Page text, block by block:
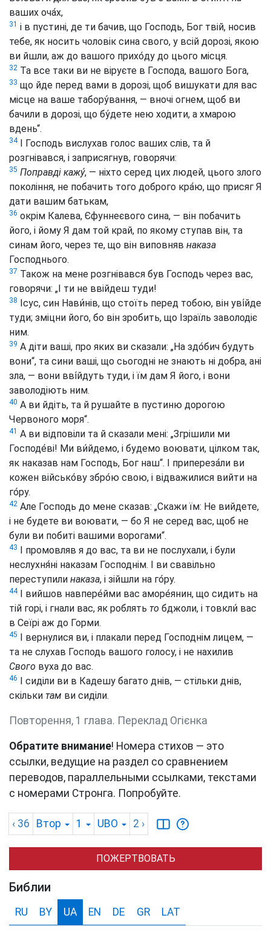
ваших оча́х,
31 і в пустині, де ти бачив, що Господь, Бог твій, носив
тебе, як носить чоловік сина свого, у всій дорозі, якою
ви йшли, аж до вашого прихо́ду до цього місця.
32 Та все таки ви не віруєте в Господа, вашого Бога,
33 що йде перед вами в дорозі, щоб вишукати для вас
місце на ваше табору́вання, — вночі огнем, щоб ви
бачили в дорозі, що бу́дете нею ходити, а хмарою
вдень“.
34І Господь вислухав голос ваших слів, та й
розгнівався, і заприсягнув, говорячи:
35 Поправді кажу́, — ніхто серед цих людей, цього злого
покоління, не побачить того доброго кра́ю, що присяг Я
дати вашим батькам,
36 окрім Калева, Єфуннеєвого сина, — він побачить
його, і йому Я дам той край, по якому ступав він, та
синам його, через те, що він виповняв наказа
Господнього.
37 Також на мене розгнівався був Господь через вас,
говорячи: „І ти не ввійдеш туди!
38 Ісус, син Нави́нів, що стоїть перед тобою, він уві́йде
туди; зміцни його, бо він зробить, що Ізраїль заволодіє
ним.
39 А діти ваші, про яких ви сказали: „На здо́бич будуть
вони“, та сини ваші, що сьогодні не знають ні добра, ані
зла, — вони вві́йдуть туди, і їм дам Я його, і вони
заволодіють ним.
40 А ви йдіть, та й рушайте в пустиню дорогою
Червоного моря“.
41 А ви відповіли та й сказали мені: „Згрішили ми
Господе́ві! Ми ви́йдемо, і будемо воювати, цілком так,
як наказав нам Господь, Бог наш“. І припереза́ли ви
кожен військо́ву збро́ю свою, і відважилися вийти на
го́ру.
42 Але Господь до мене сказав: „Скажи їм: Не вийдете,
і не будете ви воювати, — бо Я не серед вас, щоб не
були ви побиті вашими ворогами“.
43 І промовляв я до вас, та ви не послухали, і були
неслухня́ні наказам Господнім. І ви свавільно
переступили наказа, і зійшли на го́ру.
44І вийшов навпере́йми вас аморе́янин, що сидить на
тій горі, і гнали вас, як роблять то бджоли, і товкли́ вас
в Сеїрі аж до Горми.
45 І вернулися ви, і плакали перед Господнім лицем, —
та не слухав Господь вашого голосу, і не нахилив
Свого вуха до вас.
46 І сиділи ви в Кадешу багато днів, — стільки днів,
скільки там ви сиділи.
Повторення, 1 глава. Переклад Огієнка
Обратите внимание! Номера стихов — это
ссылки, ведущие на раздел со сравнением
переводов, параллельными ссылками, текстами
с номерами Стронга. Попробуйте.
‹ 36 Втор 1 UBO 2 ›
ПОЖЕРТВОВАТЬ
Библии
RU BY UA EN DE GR LAT